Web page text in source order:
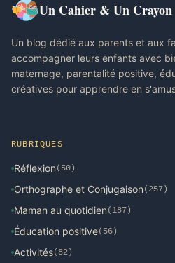
Un Cahier & Un Crayon
Un blog dédié aux parents et aux
accompagner leurs enfants avec
maternage, parentalité positive,
créatives pour apprendre en
RUBRIQUES
Réflexion (50)
Orthographe et Conjugaison (257)
Maman au quotidien (187)
Éducation positive(56)
Activités(82)